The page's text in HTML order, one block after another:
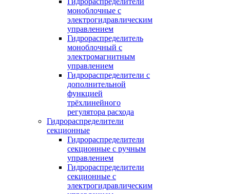
моноблочные с
электрогидравлическим
управлением
Гидрораспределитель
моноблочный с
электромагнитным
управлением
Гидрораспределители с
дополнительной
функцией
трёхлинейного
регулятора расхода
Гидрораспределители
секционные
Гидрораспределители
секционные с ручным
управлением
Гидрораспределители
секционные с
электрогидравлическим